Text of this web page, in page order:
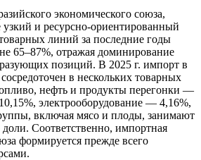
экономического союза,
узкий и ресурсно-ориентированный
линий за последние годы
65–87%, отражая доминирование
позиций. В 2025 г. импорт в
в нескольких товарных
нефть и продукты перегонки —
электрооборудование — 4,16%,
включая мясо и плоды, занимают
Соответственно, импортная
формируется прежде всего